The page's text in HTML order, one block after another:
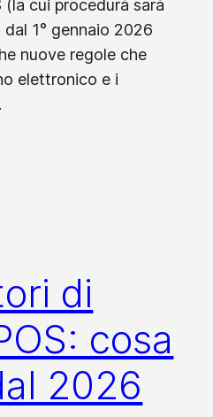
cui procedurà sarà
1° gennaio 2026
nuove regole che
elettronico e i
di
cosa
2026